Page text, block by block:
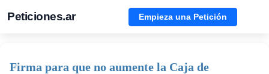
Peticiones.ar Empieza una Petición
Firma para que no aumente la Caja de